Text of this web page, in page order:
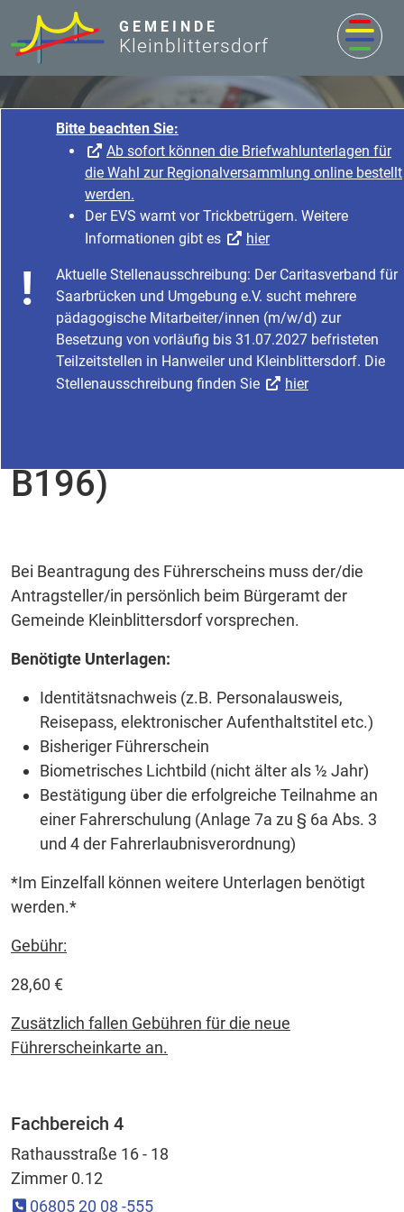
Bitte beachten Sie:
Ab sofort können die Briefwahlunterlagen für
die Wahl zur Regionalversammlung online bestellt
werden.
Der EVS warnt vor Trickbetrügern. Weitere
Informationen gibt es
hier
Aktuelle Stellenausschreibung: Der Caritasverband für
Saarbrücken und Umgebung e.V. sucht mehrere
pädagogische Mitarbeiter/innen (m/w/d) zur
Besetzung von vorläufig bis 31.07.2027 befristeten
Teilzeitstellen in Hanweiler und Kleinblittersdorf. Die
Stellenausschreibung finden Sie
hier
GEMEINDE
Kleinblittersdorf
Rathaus & Service
Startseite
Rathaus & Service
Bürgerservice & Dienstleistung
Was erledige ich wo?
Eintragung von
B196)
Bei Beantragung des Führerscheins muss der/die
Antragsteller/in persönlich beim Bürgeramt der
Gemeinde Kleinblittersdorf vorsprechen.
Benötigte Unterlagen:
Identitätsnachweis (z.B. Personalausweis,
Reisepass, elektronischer Aufenthaltstitel etc.)
Bisheriger Führerschein
Biometrisches Lichtbild (nicht älter als ½ Jahr)
Bestätigung über die erfolgreiche Teilnahme an
einer Fahrerschulung (Anlage 7a zu § 6a Abs. 3
und 4 der Fahrerlaubnisverordnung)
*Im Einzelfall können weitere Unterlagen benötigt
werden.*
Gebühr:
28,60 €
Zusätzlich fallen Gebühren für die neue
Führerscheinkarte an.
Fachbereich 4
Rathausstraße 16 - 18
Zimmer 0.12
06805 20 08 -555